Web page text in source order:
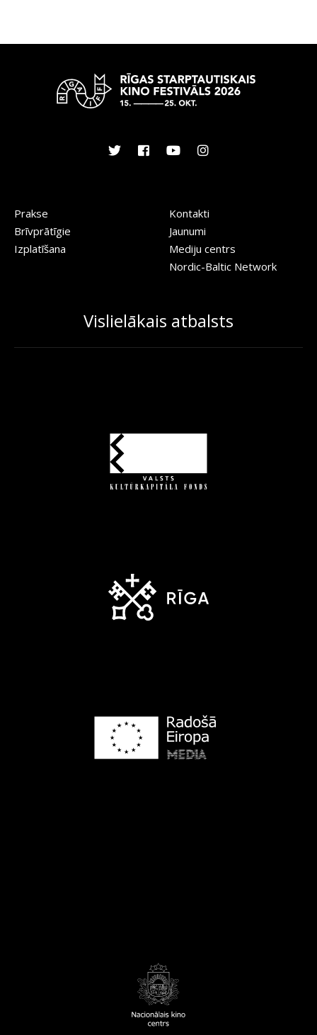
Prakse
Brīvprātīgie
Izplatīšana
Kontakti
Jaunumi
Mediju centrs
Nordic-Baltic Network
Vislielākais atbalsts